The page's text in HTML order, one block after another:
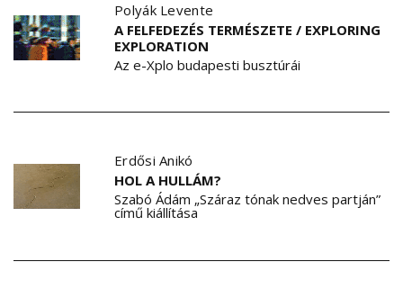
Polyák Levente
A FELFEDEZÉS TERMÉSZETE / EXPLORING
EXPLORATION
Az e-Xplo budapesti busztúrái
Erdősi Anikó
HOL A HULLÁM?
Szabó Ádám „Száraz tónak nedves partján”
című kiállítása